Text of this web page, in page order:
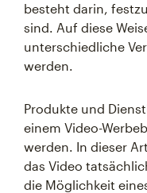
besteht darin,
sind. Auf diese
unterschiedliche
werden.
Produkte und
einem Video-
werden. In dieser
das Video
die Möglichkeit